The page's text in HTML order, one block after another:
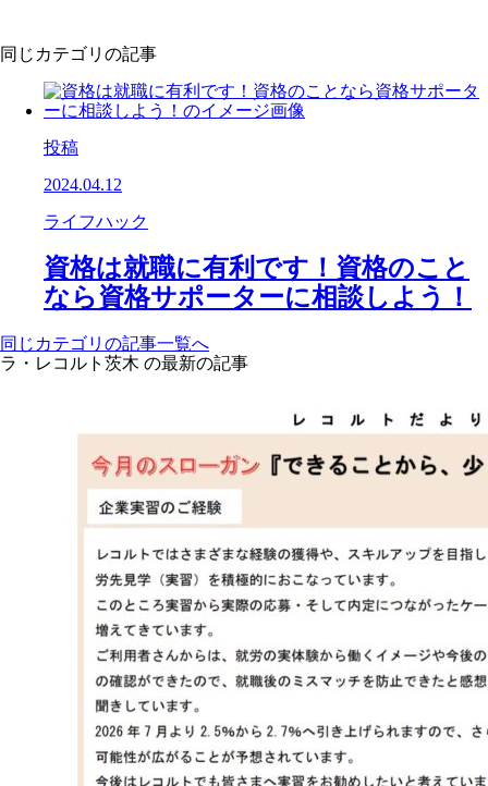
同じカテゴリの記事
投稿
2024.04.12
ライフハック
資格は就職に有利です！資格のこと
なら資格サポーターに相談しよう！
同じカテゴリの記事⼀覧へ
ラ・レコルト茨木 の最新の記事